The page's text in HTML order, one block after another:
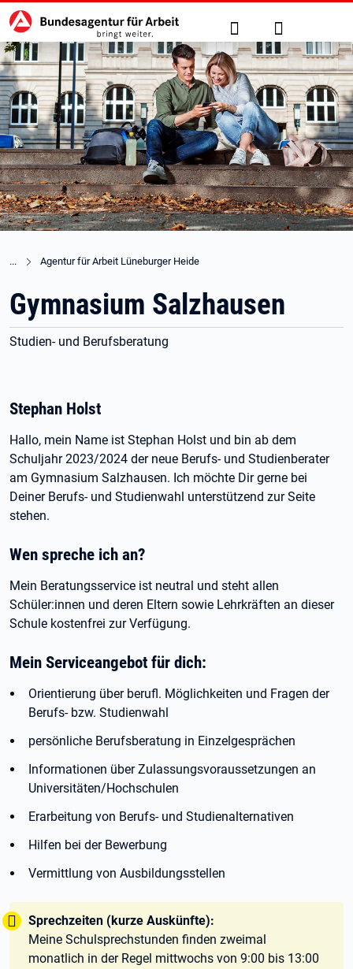
zu den Hauptinhalten springen
Hauptnavigation Suche Anmelden
Agentur für Arbeit Lüneburger Heide
Gymnasium Salzhausen
Studien- und Berufsberatung
Stephan Holst
Hallo, mein Name ist Stephan Holst und bin ab dem
Schuljahr 2023/2024 der neue Berufs- und Studienberater
am Gymnasium Salzhausen. Ich möchte Dir gerne bei
Deiner Berufs- und Studienwahl unterstützend zur Seite
stehen.
Wen spreche ich an?
Mein Beratungsservice ist neutral und steht allen
Schüler:innen und deren Eltern sowie Lehrkräften an dieser
Schule kostenfrei zur Verfügung.
Mein Serviceangebot für dich:
Orientierung über berufl. Möglichkeiten und Fragen der
Berufs- bzw. Studienwahl
persönliche Berufsberatung in Einzelgesprächen
Informationen über Zulassungsvoraussetzungen an
Universitäten/Hochschulen
Erarbeitung von Berufs- und Studienalternativen
Hilfen bei der Bewerbung
Vermittlung von Ausbildungsstellen
Tipp:
Sprechzeiten (kurze Auskünfte):
Meine Schulsprechstunden finden zweimal
monatlich in der Regel mittwochs von 9:00 bis 13:00